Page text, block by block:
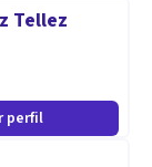
Tellez
perfil